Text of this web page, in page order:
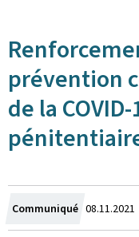
prévention
de la
Communiqué Crée
le
08.11.2021